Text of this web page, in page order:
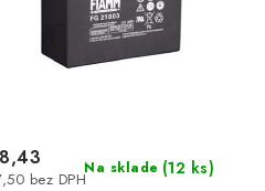
Na sklade (12 ks)
bez DPH